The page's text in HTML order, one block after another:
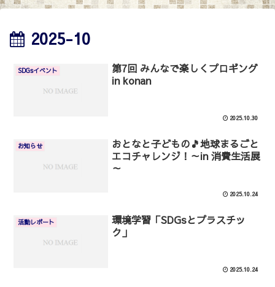
2025-10
SDGsイベント
第7回 みんなで楽しくプロギング
in konan
2025.10.30
お知らせ
おとなと子どもの🎵地球まるごと
エコチャレンジ！～in 消費生活展
～
2025.10.24
活動レポート
環境学習「SDGsとプラスチッ
ク」
2025.10.24